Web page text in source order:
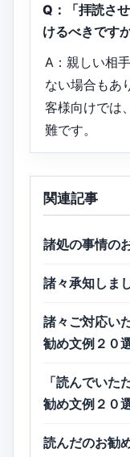
Q：「拝読さ
けるべきです
A：親しい相
ない場合もあ
客様向けでは
難です。
関連記事
諸処の事情の
諸々承知しま
諸々ご対応い
勧め文例２０
「読んでいた
勧め文例２０
読んだのお勧